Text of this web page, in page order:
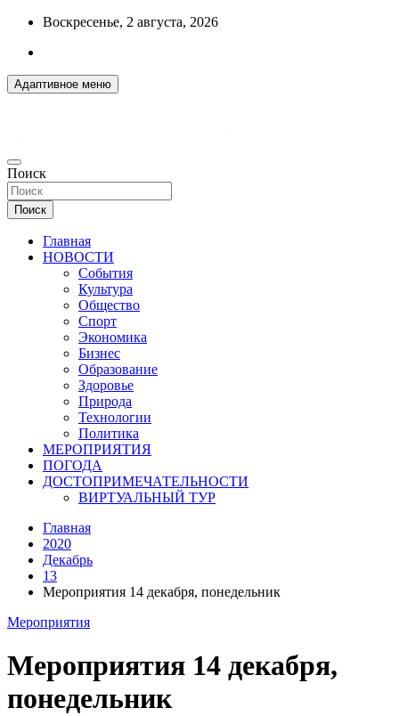
Перейти
содержимому
Воскресенье, 2 августа, 2026
Адаптивное меню
R55.RU
ДОБРЫЕ ВЕСТИ ИЗ ОМСКА
Поиск
Поиск
Главная
НОВОСТИ
События
Культура
Общество
Спорт
Экономика
Бизнес
Образование
Здоровье
Природа
Технологии
Политика
МЕРОПРИЯТИЯ
ПОГОДА
ДОСТОПРИМЕЧАТЕЛЬНОСТИ
ВИРТУАЛЬНЫЙ ТУР
Главная
2020
Декабрь
13
Мероприятия 14 декабря, понедельник
Мероприятия
Мероприятия 14 декабря,
понедельник